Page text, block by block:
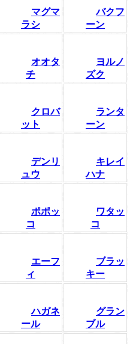
マグマ
ラシ
バクフ
ーン
オオタ
チ
ヨルノ
ズク
クロバ
ット
ランタ
ーン
デンリ
ュウ
キレイ
ハナ
ポポッ
コ
ワタッ
コ
エーフ
ィ
ブラッ
キー
ハガネ
ール
グラン
ブル